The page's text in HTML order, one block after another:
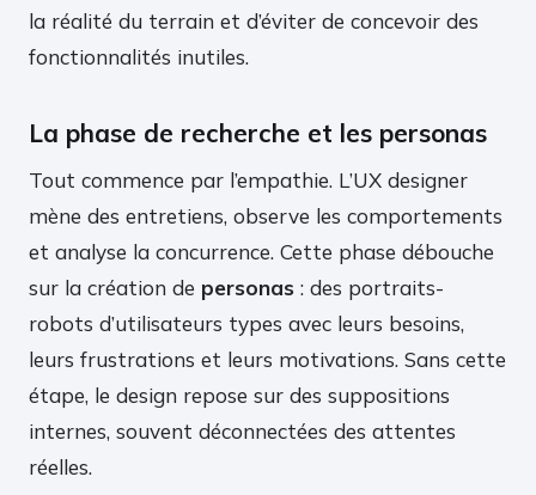
la réalité du terrain et d’éviter de concevoir des
fonctionnalités inutiles.
La phase de recherche et les personas
Tout commence par l’empathie. L’UX designer
mène des entretiens, observe les comportements
et analyse la concurrence. Cette phase débouche
sur la création de personas : des portraits-
robots d’utilisateurs types avec leurs besoins,
leurs frustrations et leurs motivations. Sans cette
étape, le design repose sur des suppositions
internes, souvent déconnectées des attentes
réelles.